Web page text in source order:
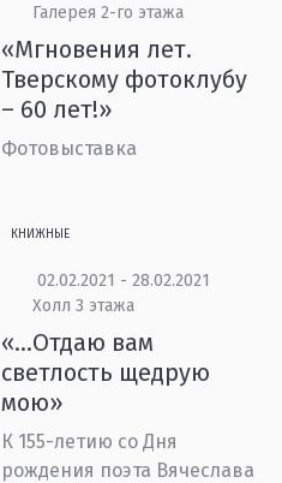
Галерея 2-го этажа
«Мгновения лет.
Тверскому фотоклубу
– 60 лет!»
Фотовыставка
КНИЖНЫЕ
02.02.2021 - 28.02.2021
Холл 3 этажа
«…Отдаю вам
светлость щедрую
мою»
К 155-летию со Дня
рождения поэта Вячеслава